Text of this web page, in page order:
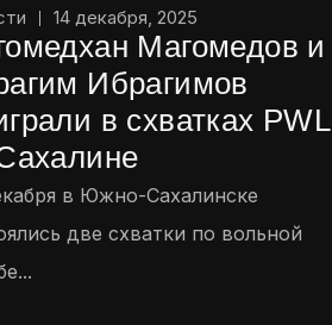
14 декабря, 2025
Магомедов и
Ибрагимов
в схватках PWL
в Южно-Сахалинске
две схватки по вольной